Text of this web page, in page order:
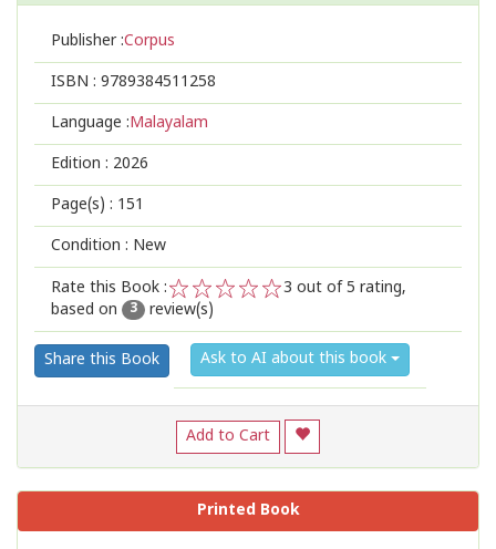
Publisher :Corpus
ISBN : 9789384511258
Language :Malayalam
Edition : 2026
Page(s) : 151
Condition : New
Rate this Book :
2
1
3 out of 5 rating,
based on
3 review(s)
Share this Book Ask to AI about this book
Add to Cart
Printed Book